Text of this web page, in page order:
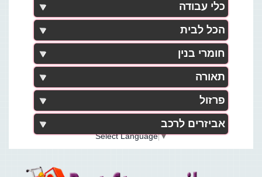
כלי עבודה
הכל לבית
חומרי בנין
תאורה
פרזול
אביזרים לרכב
Select Language▼